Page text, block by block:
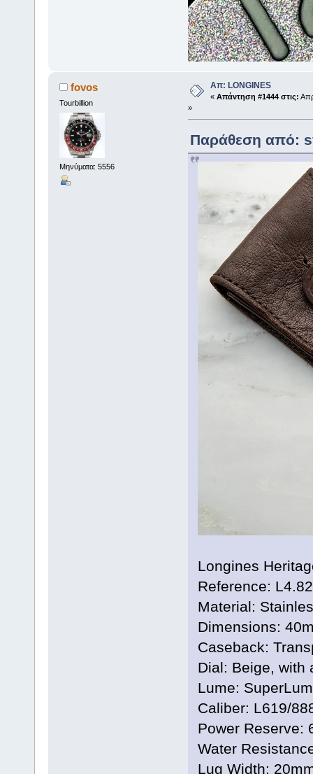
fovos
Tourbillion
Μηνύματα: 5556
Απ: LONGINES
« Απάντηση #1444 στις:
»
Παράθεση από:
Longines
Reference:
Material:
Dimensions:
Caseback:
Dial: Beige, with
Lume:
Caliber: L619/
Power Reserve:
Water
Lug Width: